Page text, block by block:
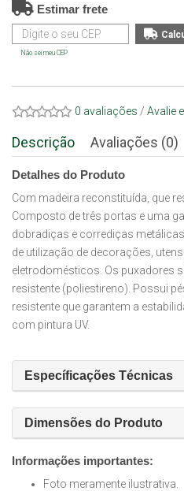
Estimar frete
Não sei meu CEP
0 avaliações / Avalie
Descrição Avaliações (0)
Detalhes do Produto
Com madeira reconstituída, que
Composto de três portas e uma
dobradiças e corrediças
de utilização de decorações,
eletrodomésticos. Os puxadores
resistente (poliestireno). Possui
resistente que garantem a
com pintura UV.
Específicações Técnicas
Dimensões do Produto
Informações importantes:
Foto meramente ilustrativa.